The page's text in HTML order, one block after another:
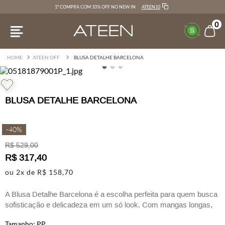
1ª COMPRA COM 10% OFF NO NEW IN ATEEN10
0
ATEEN OFF BLUSA DETALHE BARCELONA
BLUSA DETALHE BARCELONA
-40%
R$ 529,00
R$ 317,40
ou 2x de R$ 158,70
A Blusa Detalhe Barcelona é a escolha perfeita para quem busca
sofisticação e delicadeza em um só look. Com mangas longas,